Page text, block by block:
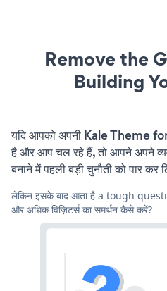
Remove the
Building
यदि आपको अपनी Kale Theme
है और आप चल रहे हैं, तो आपने अपने
बनाने में पहली बड़ी चुनौती को पार कर
लेकिन इसके बाद आता है a tough
और अधिक विज़िटर्स का समर्थन कैसे करें?